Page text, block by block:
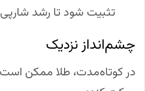
تثبیت شود تا رشد
چشم‌انداز نزدیک
در کوتاه‌مدت، طلا ممکن